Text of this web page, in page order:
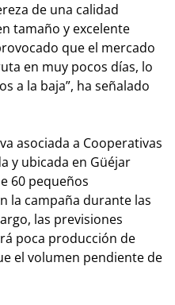
de una calidad
tamaño y excelente
que el mercado
en muy pocos días, lo
a la baja”, ha señalado
asociada a Cooperativas
y ubicada en Güéjar
60 pequeños
la campaña durante las
las previsiones
poca producción de
el volumen pendiente de